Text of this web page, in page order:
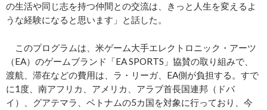
の生活や同じ志を持つ仲間との交流は、きっと人生を変えるよ
うな経験になると思います」と話した。
このプログラムは、米ゲーム大手エレクトロニック・アーツ
（EA）のゲームブランド「EA SPORTS」協賛の取り組みで、
渡航、滞在などの費用は、ラ・リーガ、EA側が負担する。すで
に1度、南アフリカ、アメリカ、アラブ首長国連邦（ドバ
イ）、グアテマラ、ベトナムの5カ国を対象に行っており、今